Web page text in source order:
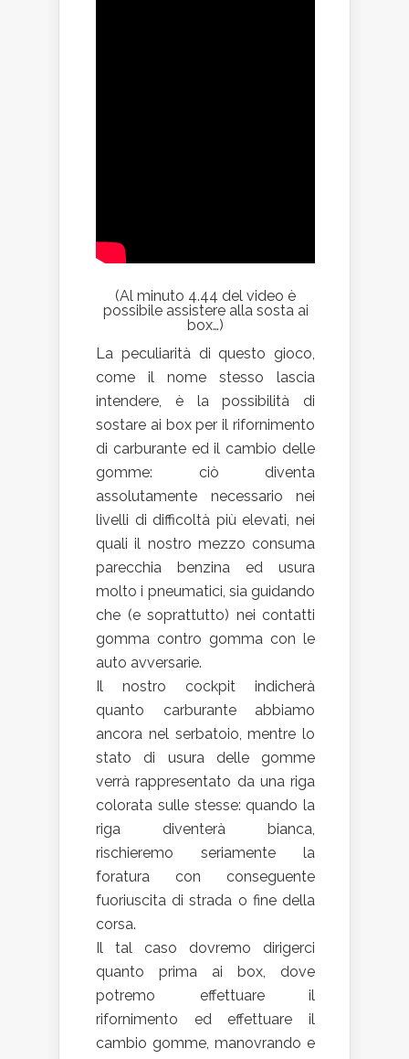
(Al minuto 4.44 del video è
possibile assistere alla sosta ai
box…)
La peculiarità di questo gioco,
come il nome stesso lascia
intendere, è la possibilità di
sostare ai box per il rifornimento
di carburante ed il cambio delle
gomme: ciò diventa
assolutamente necessario nei
livelli di difficoltà più elevati, nei
quali il nostro mezzo consuma
parecchia benzina ed usura
molto i pneumatici, sia guidando
che (e soprattutto) nei contatti
gomma contro gomma con le
auto avversarie.
Il nostro cockpit indicherà
quanto carburante abbiamo
ancora nel serbatoio, mentre lo
stato di usura delle gomme
verrà rappresentato da una riga
colorata sulle stesse: quando la
riga diventerà bianca,
rischieremo seriamente la
foratura con conseguente
fuoriuscita di strada o fine della
corsa.
Il tal caso dovremo dirigerci
quanto prima ai box, dove
potremo effettuare il
rifornimento ed effettuare il
cambio gomme, manovrando e